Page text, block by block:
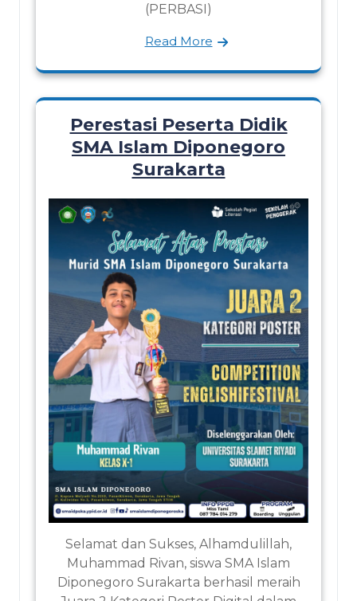
(PERBASI)
Read More
Perestasi Peserta Didik
SMA Islam Diponegoro
Surakarta
Selamat dan Sukses, Alhamdulillah,
Muhammad Rivan, siswa SMA Islam
Diponegoro Surakarta berhasil meraih